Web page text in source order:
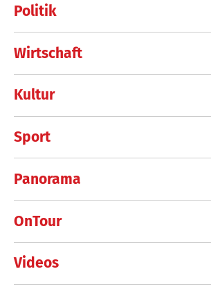
Politik
Wirtschaft
Kultur
Sport
Panorama
OnTour
Videos